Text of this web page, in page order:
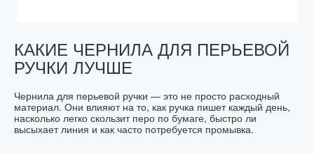
КАКИЕ ЧЕРНИЛА ДЛЯ ПЕРЬЕВОЙ
РУЧКИ ЛУЧШЕ
Чернила для перьевой ручки — это не просто расходный
материал. Они влияют на то, как ручка пишет каждый день,
насколько легко скользит перо по бумаге, быстро ли
высыхает линия и как часто потребуется промывка.